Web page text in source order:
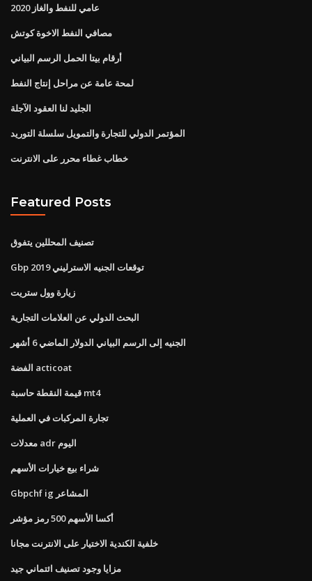
عامي للنفط والغاز 2020
مصافي النفط الاخوة كوتش
أرقام بيتا الحمل الرسم البياني
لمحة عامة عن مراحل إنتاج النفط
الجليد لنا العقود الآجلة
المؤتمر الدولي للتجارة والتمويل سلسلة التوريد
خطاب غطاء محرر على الانترنت
Featured Posts
تصنيف المحللين يتفوق
Gbp توقعات الجنيه الاسترليني 2019
زيارة وول ستريت
البحث الدولي عن العلامات التجارية
الجنيه إلى الرسم البياني الدولار الماضي 6 أشهر
الفضة acticoat
قيمة النقطة حاسبة mt4
تجارة المركبات في العملية
معدلات adr اليوم
شراء بيع خيارات الأسهم
Gbpchf ig المشاعر
أكسا الأسهم 500 رمز مؤشر
خلفية الكندية الاختيار على الانترنت مجانا
مزايا وجود تصنيف ائتماني جيد